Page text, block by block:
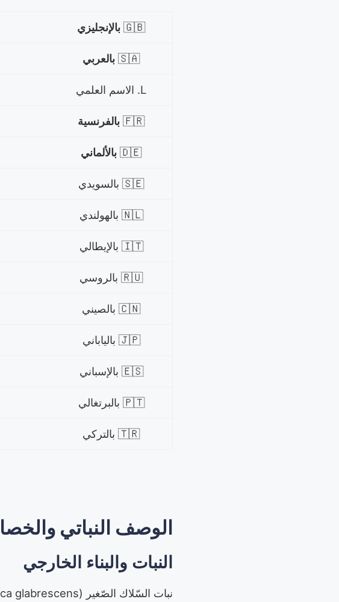
🇬🇧 بالإنجليزي
🇸🇦 بالعربي
L. الاسم العلمي
🇫🇷 بالفرنسية
🇩🇪 بالألماني
🇸🇪 بالسويدي
🇳🇱 بالهولندي
🇮🇹 بالإيطالي
🇷🇺 بالروسي
🇨🇳 بالصيني
🇯🇵 بالياباني
🇪🇸 بالإسباني
🇵🇹 بالبرتغالي
🇹🇷 بالتركي
الوصف النباتي
النبات والبناء الخارجي